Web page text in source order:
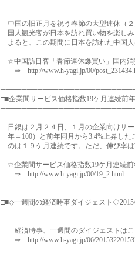
中国の旧正月を祝う春節の大型連休（
国人観光客が日本を訪れ買い物を楽し
よると、この期間に日本を訪れた中国
☆中国訪日客「春節連休爆買い」国内消
⇒ http://www.h-yagi.jp/00/
□■企業間サービス価格指数19ケ月連続前
日銀は２月２４日、１月の企業向けサー
年＝100）と前年同月から3.4%上昇した
のは１９ケ月連続です。ただ、伸び率
☆企業間サービス価格指数19ケ月連続前
⇒ http://www.h-yagi.jp/00/19_2.html
□■◇一週間の経済時事ダイジェスト◇2015/
経済時事、一週間のダイジェストはこ
⇒ http://www.h-yagi.jp/06/